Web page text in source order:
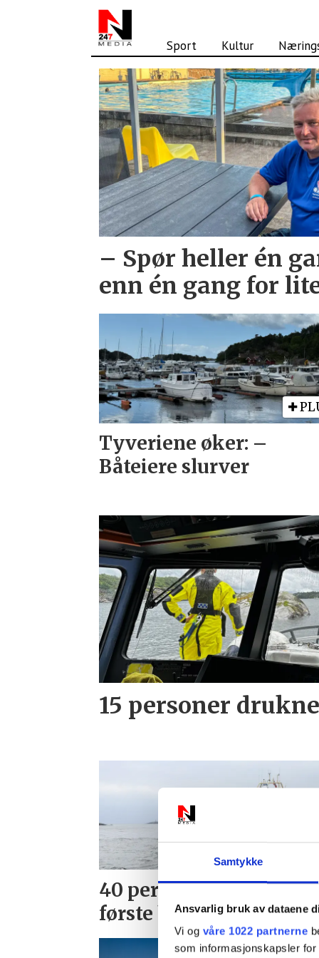
Samtykke
Ansvarlig bruk av dataene
Vi og våre 1022 partnerne
som informasjonskapsler
Sport Kultur
redningsselskapet
– Spør heller én
enn én gang for
Tyveriene øker: –
Båteiere slurver
15 personer
40 personer druknet i
første halvår, flest i